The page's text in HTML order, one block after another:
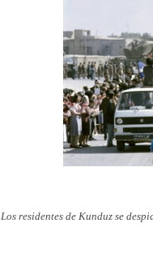
Los residentes de Kunduz se